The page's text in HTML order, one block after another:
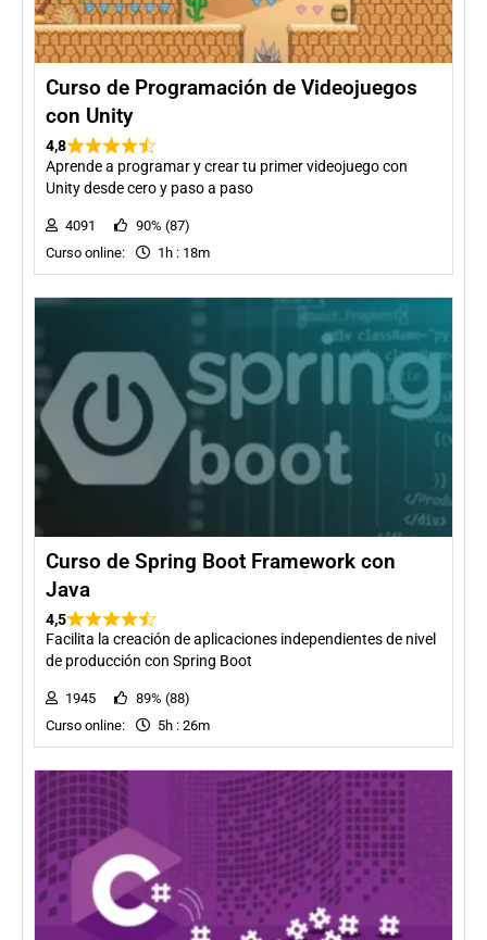
Curso de Programación de Videojuegos
con Unity
4,8
Aprende a programar y crear tu primer videojuego con
Unity desde cero y paso a paso
4091
90% (87)
Curso online:
1h : 18m
Curso de Spring Boot Framework con
Java
4,5
Facilita la creación de aplicaciones independientes de nivel
de producción con Spring Boot
1945
89% (88)
Curso online:
5h : 26m